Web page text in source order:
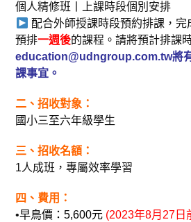
個人精修班丨上課時段個別安排
配合外師授課時段預約排課，
預排一週後的課程。請將預計排課
education@udngroup.com.tw將
課事宜。
二、招收對象：
國小三至六年級學生
三、招收名額：
1人成班，專屬效率學習
四、費用：
•早鳥價：5,600元 (2023年8月27日